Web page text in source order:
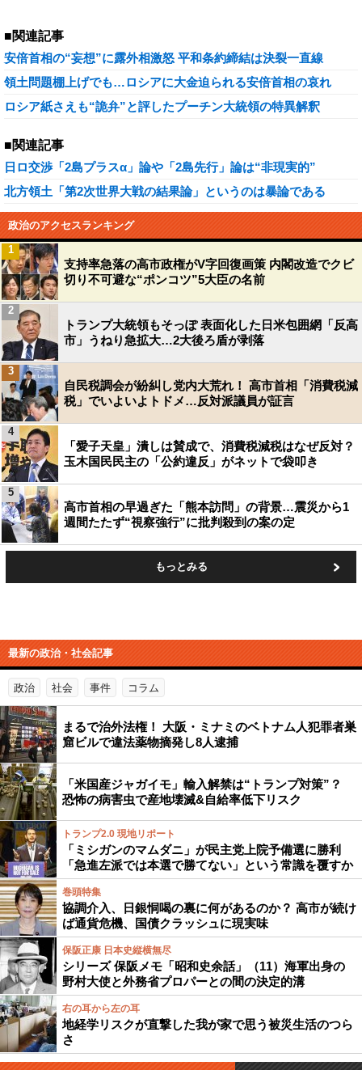
■関連記事
安倍首相の“妄想”に露外相激怒 平和条約締結は決裂一直線
領土問題棚上げでも…ロシアに大金迫られる安倍首相の哀れ
ロシア紙さえも“詭弁”と評したプーチン大統領の特異解釈
■関連記事
日ロ交渉「2島プラスα」論や「2島先行」論は“非現実的”
北方領土「第2次世界大戦の結果論」というのは暴論である
政治のアクセスランキング
支持率急落の高市政権がV字回復画策 内閣改造でクビ
切り不可避な“ポンコツ”5大臣の名前
1
トランプ大統領もそっぽ 表面化した日米包囲網「反高
市」うねり急拡大…2大後ろ盾が剥落
2
自民税調会が紛糾し党内大荒れ！ 高市首相「消費税減
税」でいよいよトドメ…反対派議員が証言
3
「愛子天皇」潰しは賛成で、消費税減税はなぜ反対？
玉木国民民主の「公約違反」がネットで袋叩き
4
高市首相の早過ぎた「熊本訪問」の背景…震災から1
週間たたず“視察強行”に批判殺到の案の定
5
もっとみる
最新の政治・社会記事
政治 社会 事件 コラム
まるで治外法権！ 大阪・ミナミのベトナム人犯罪者巣
窟ビルで違法薬物摘発し8人逮捕
「米国産ジャガイモ」輸入解禁は“トランプ対策”？
恐怖の病害虫で産地壊滅&自給率低下リスク
トランプ2.0 現地リポート
「ミシガンのマムダニ」が民主党上院予備選に勝利
「急進左派では本選で勝てない」という常識を覆すか
巻頭特集
協調介入、日銀恫喝の裏に何があるのか？ 高市が続け
ば通貨危機、国債クラッシュに現実味
保阪正康 日本史縦横無尽
シリーズ 保阪メモ「昭和史余話」（11）海軍出身の
野村大使と外務省プロパーとの間の決定的溝
右の耳から左の耳
地経学リスクが直撃した我が家で思う被災生活のつら
さ